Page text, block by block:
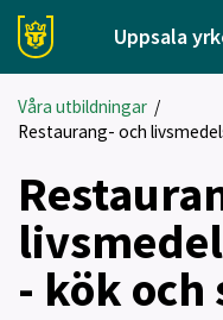
Uppsala
Våra utbildningar /
Restaurang- och
- kök